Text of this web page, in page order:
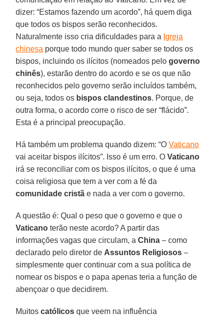
dizer: “Estamos fazendo um acordo”, há quem diga
que todos os bispos serão reconhecidos.
Naturalmente isso cria dificuldades para a Igreja
chinesa porque todo mundo quer saber se todos os
bispos, incluindo os ilícitos (nomeados pelogoverno
chinês), estarão dentro do acordo e se os que não
reconhecidos pelo governo serão incluídos também,
ou seja, todos os bispos clandestinos. Porque, de
outra forma, o acordo corre o risco de ser “flácido”.
Esta é a principal preocupação.
Há também um problema quando dizem: “OVaticano
vai aceitar bispos ilícitos”. Isso é um erro. OVaticano
irá se reconciliar com os bispos ilícitos, o que é uma
coisa religiosa que tem a ver com a fé da
comunidade cristã e nada a ver com o governo.
A questão é: Qual o peso que o governo e que o
Vaticano terão neste acordo? A partir das
informações vagas que circulam, aChina – como
declarado pelo diretor de Assuntos Religiosos –
simplesmente quer continuar com a sua política de
nomear os bispos e o papa apenas teria a função de
abençoar o que decidirem.
Muitoscatólicos que veem na influência